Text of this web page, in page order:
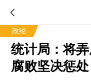
政经
统计局：将
腐败坚决惩处